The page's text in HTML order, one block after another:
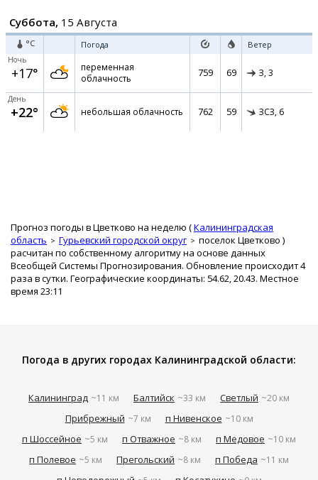
Суббота, 15 Августа
°C Погода Ветер
Ночь
+17°
переменная
облачность
759 69 З, 3
День
+22° небольшая облачность 762 59 ЗСЗ, 6
Прогноз погоды в Цветково на неделю (Калининградская
область
Гурьевский городской округ поселок Цветково )
расчитан по собственному алгоритму на основе данных
Всеобщей Системы Прогнозирования. Обновление происходит 4
раза в сутки. Географические координаты: 54.62, 20.43. Местное
время 23:11
Погода в других городах Калининградской области:
Калининград ~11 км Балтийск ~33 км Светлый ~20 км
Прибрежный ~7 км п Нивенское ~10 км
п Шоссейное ~5 км п Отважное ~8 км п Медовое ~10 км
п Полевое ~5 км Прегольский ~8 км п Победа ~11 км